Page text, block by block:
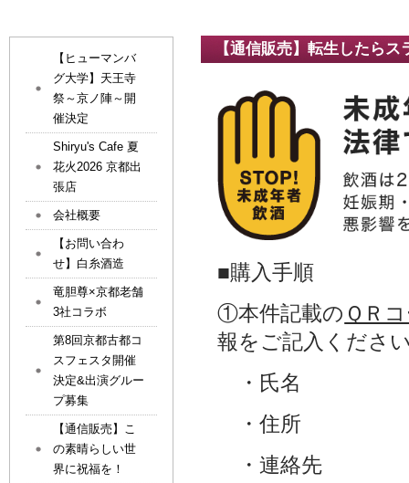
【通信販売】転生したら
■購入手順
①本件記載の ＱＲ
報をご記入くださ
・氏名
・住所
・連絡先
【ヒューマンバ
グ大学】天王寺
祭～京ノ陣～開
催決定
Shiryu's Cafe 夏
花火2026 京都出
張店
会社概要
【お問い合わ
せ】白糸酒造
竜胆尊×京都老舗
3社コラボ
第8回京都古都コ
スフェスタ開催
決定&出演グルー
プ募集
【通信販売】こ
の素晴らしい世
界に祝福を！